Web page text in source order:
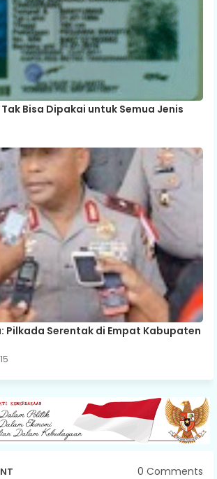
Tak Bisa Dipakai untuk Semua Jenis
Pilkada Serentak di Empat Kabupaten
0 Comments